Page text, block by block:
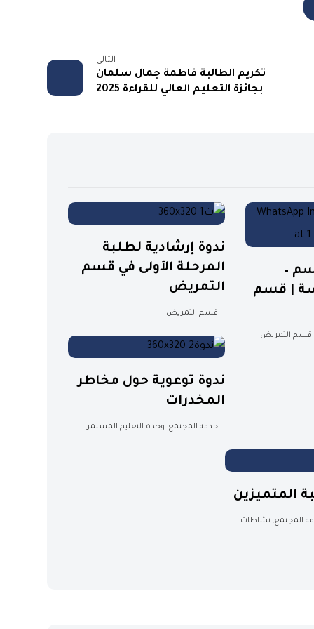
التالي
تكريم الطالبة فاطمة جمال سلمان
بجائزة التعليم العالي للقراءة 2025
–
| قسم
قسم التمريض
ندوة إرشادية لطلبة
المرحلة الأولى في قسم
التمريض
قسم التمريض
ندوة توعوية حول مخاطر
المخدرات
خدمة المجتمع, وحدة التعليم المستمر
المتميزين
المجتمع, نشاطات